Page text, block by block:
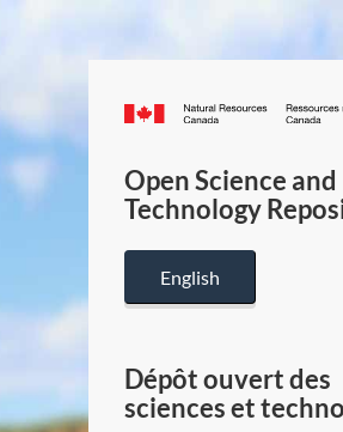
Canada.ca
Open Science and
Technology
English
Dépôt ouvert des
sciences et